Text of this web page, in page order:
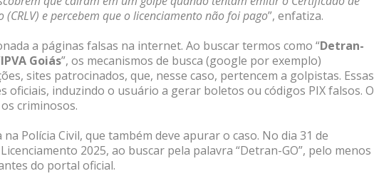
(CRLV) e percebem que o licenciamento não foi pago”, enfatiza.
a páginas falsas na internet. Ao buscar termos como “Detran-
IPVA Goiás”, os mecanismos de busca (google por exemplo)
sites patrocinados, que, nesse caso, pertencem a golpistas. Essas
oficiais, induzindo o usuário a gerar boletos ou códigos PIX falsos. O
criminosos.
Polícia Civil, que também deve apurar o caso. No dia 31 de
2025, ao buscar pela palavra “Detran-GO”, pelo menos
do portal oficial.